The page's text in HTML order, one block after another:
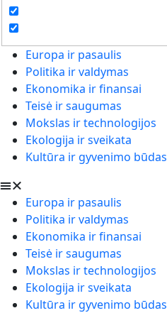
Europa ir pasaulis
Politika ir valdymas
Ekonomika ir finansai
Teisė ir saugumas
Mokslas ir technologijos
Ekologija ir sveikata
Kultūra ir gyvenimo būdas
Europa ir pasaulis
Politika ir valdymas
Ekonomika ir finansai
Teisė ir saugumas
Mokslas ir technologijos
Ekologija ir sveikata
Kultūra ir gyvenimo būdas